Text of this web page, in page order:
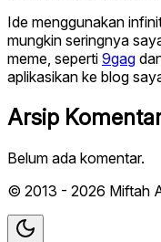
Ide menggunakan
mungkin seringnya
meme, seperti 9gag
aplikasikan ke blog
Arsip
Belum ada komentar.
© 2013 - 2026 Miftah